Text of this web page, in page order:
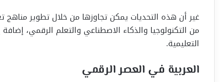
غير أن هذه التحديات يمكن تجاوزها من خلال تطوير مناهج
من التكنولوجيا والذكاء الاصطناعي والتعلم الرقمي،
التعليمية.
العربية في العصر الرقمي